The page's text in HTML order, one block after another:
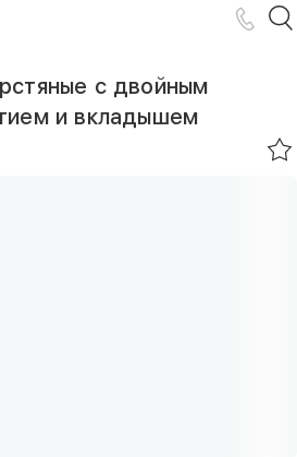
с двойным
и вкладышем